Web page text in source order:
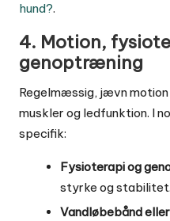
hund?.
4. Motion,
genoptræning
Regelmæssig, jævn
muskler og ledfunktion. I
specifik:
Fysioterapi og
styrke og stabilitet.
Vandløbebånd